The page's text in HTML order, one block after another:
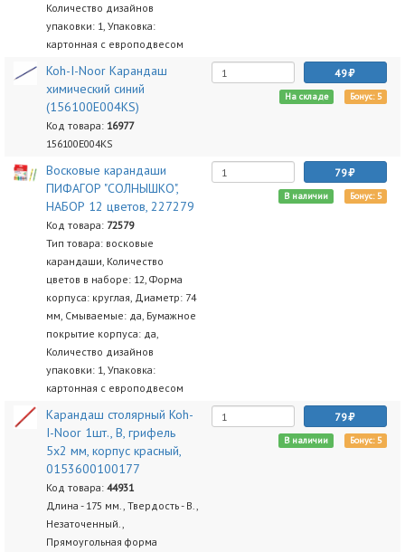
Количество дизайнов
упаковки: 1, Упаковка:
картонная с европодвесом
Koh-I-Noor Карандаш
химический синий
(156100E004KS)
Код товара: 16977
156100E004KS
49
На складе Бонус: 5
Восковые карандаши
ПИФАГОР "СОЛНЫШКО",
НАБОР 12 цветов, 227279
Код товара: 72579
Тип товара: восковые
карандаши, Количество
цветов в наборе: 12, Форма
корпуса: круглая, Диаметр: 74
мм, Смываемые: да, Бумажное
покрытие корпуса: да,
Количество дизайнов
упаковки: 1, Упаковка:
картонная с европодвесом
79
В наличии Бонус: 5
Карандаш столярный Koh-
I-Noor 1шт., B, грифель
5х2 мм, корпус красный,
0153600100177
Код товара: 44931
Длина - 175 мм., Твердость - B.,
Незаточенный.,
Прямоугольная форма
79
В наличии Бонус: 5